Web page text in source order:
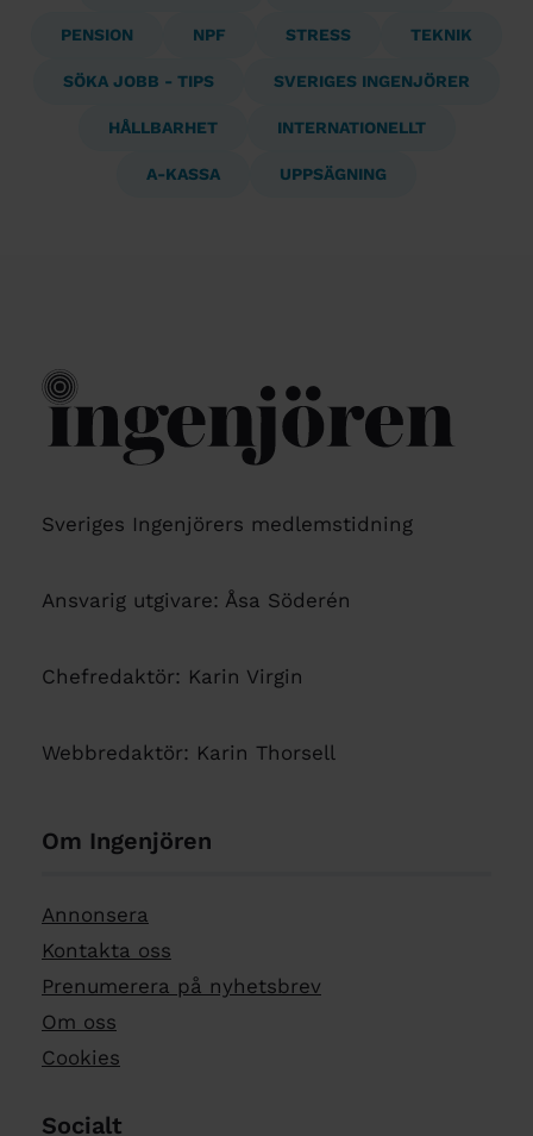
PENSION NPF STRESS TEKNIK
SÖKA JOBB - TIPS SVERIGES INGENJÖRER
HÅLLBARHET INTERNATIONELLT
A-KASSA UPPSÄGNING
Sveriges Ingenjörers medlemstidning
Ansvarig utgivare: Åsa Söderén
Chefredaktör: Karin Virgin
Webbredaktör: Karin Thorsell
Om Ingenjören
Annonsera
Kontakta oss
Prenumerera på nyhetsbrev
Om oss
Cookies
Socialt